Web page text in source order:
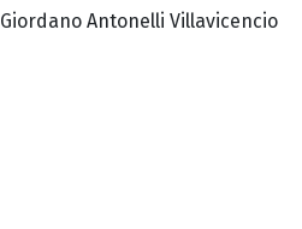
Giordano Antonelli Villavicencio